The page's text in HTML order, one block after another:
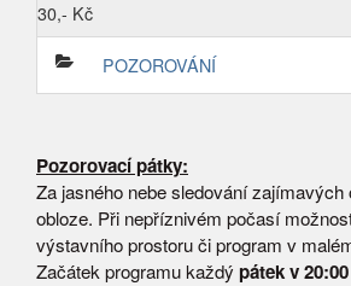
30,- Kč
POZOROVÁNÍ
Pozorovací pátky:
Za jasného nebe sledování zajímavých
obloze. Při nepříznivém počasí
výstavního prostoru či program v
Začátek programu každý pátek v